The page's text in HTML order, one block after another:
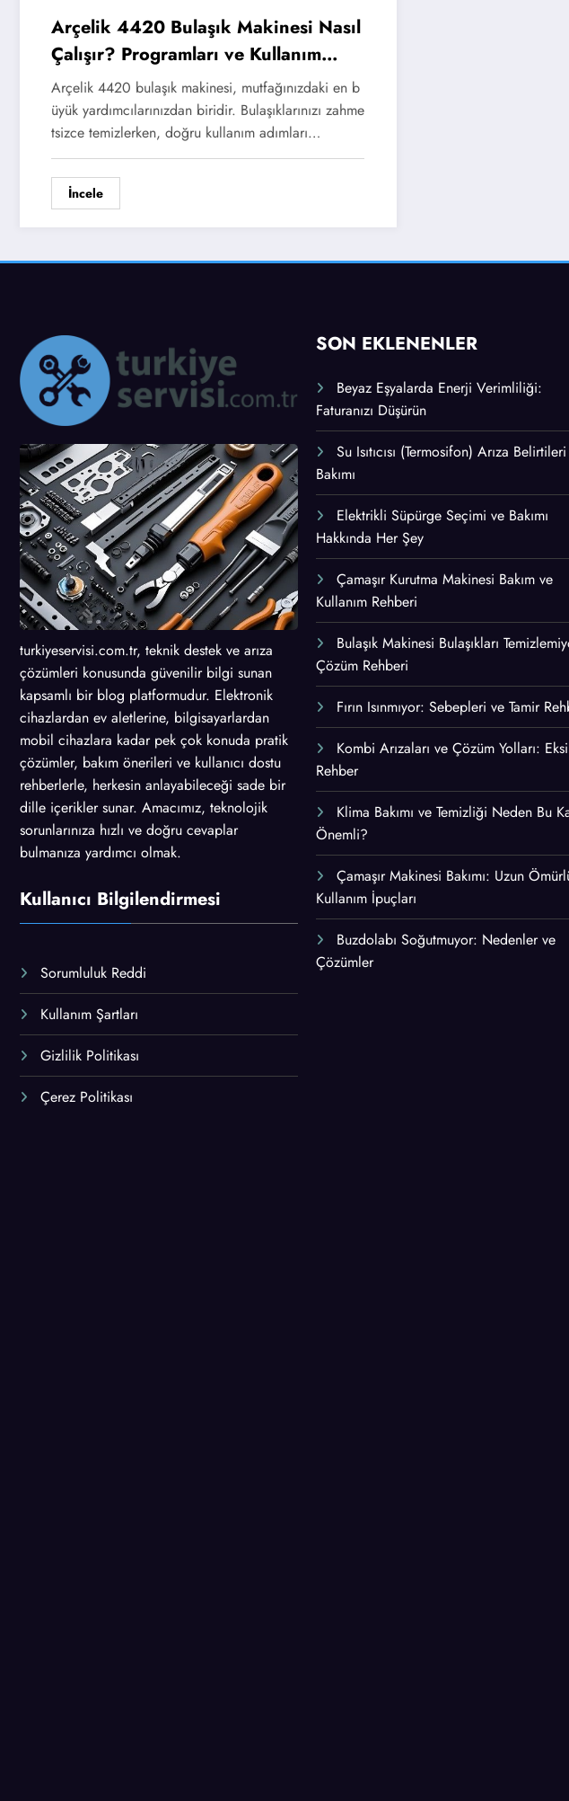
Arçelik 4420 Bulaşık Makinesi Nasıl
Çalışır? Programları ve Kullanım
İpuçları
Arçelik 4420 bulaşık makinesi, mutfağınızdaki en b
üyük yardımcılarınızdan biridir. Bulaşıklarınızı zahme
tsizce temizlerken, doğru kullanım adımları…
İncele
turkiyeservisi.com.tr, teknik destek ve arıza
çözümleri konusunda güvenilir bilgi sunan
kapsamlı bir blog platformudur. Elektronik
cihazlardan ev aletlerine, bilgisayarlardan
mobil cihazlara kadar pek çok konuda pratik
çözümler, bakım önerileri ve kullanıcı dostu
rehberlerle, herkesin anlayabileceği sade bir
dille içerikler sunar. Amacımız, teknolojik
sorunlarınıza hızlı ve doğru cevaplar
bulmanıza yardımcı olmak.
Kullanıcı Bilgilendirmesi
Sorumluluk Reddi
Kullanım Şartları
Gizlilik Politikası
Çerez Politikası
SON EKLENENLER
Beyaz Eşyalarda Enerji Verimliliği:
Faturanızı Düşürün
Su Isıtıcısı (Termosifon) Arıza
Bakımı
Elektrikli Süpürge Seçimi ve Bakımı
Hakkında Her Şey
Çamaşır Kurutma Makinesi Bakım ve
Kullanım Rehberi
Bulaşık Makinesi Bulaşıkları
Çözüm Rehberi
Fırın Isınmıyor: Sebepleri ve Tamir
Kombi Arızaları ve Çözüm Yolları:
Rehber
Klima Bakımı ve Temizliği Neden Bu
Önemli?
Çamaşır Makinesi Bakımı: Uzun
Kullanım İpuçları
Buzdolabı Soğutmuyor: Nedenler ve
Çözümler